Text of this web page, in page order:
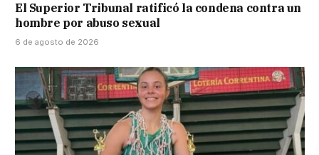
El Superior Tribunal ratificó la condena contra un
hombre por abuso sexual
6 de agosto de 2026